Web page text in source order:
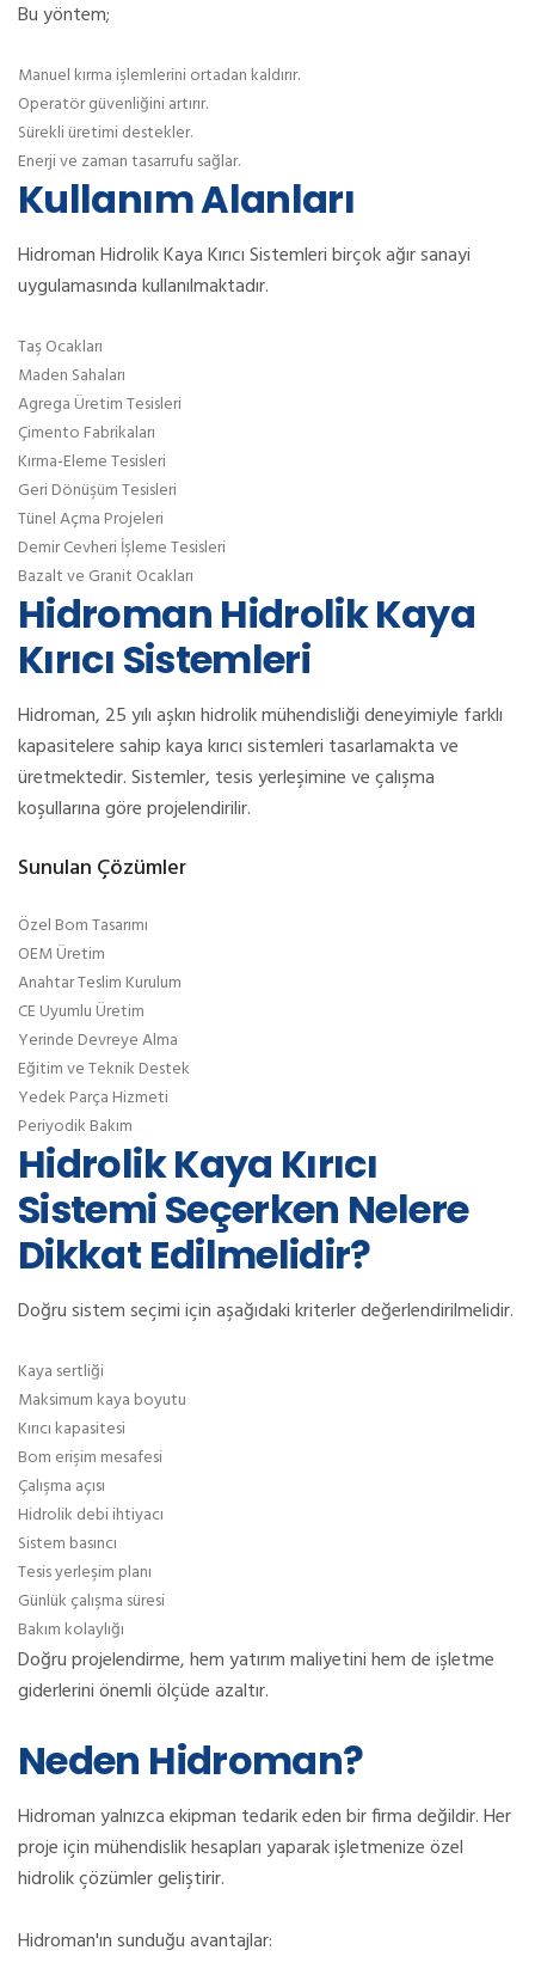
Bu yöntem;
Manuel kırma işlemlerini ortadan kaldırır.
Operatör güvenliğini artırır.
Sürekli üretimi destekler.
Enerji ve zaman tasarrufu sağlar.
Kullanım Alanları
Hidroman Hidrolik Kaya Kırıcı Sistemleri birçok ağır sanayi
uygulamasında kullanılmaktadır.
Taş Ocakları
Maden Sahaları
Agrega Üretim Tesisleri
Çimento Fabrikaları
Kırma-Eleme Tesisleri
Geri Dönüşüm Tesisleri
Tünel Açma Projeleri
Demir Cevheri İşleme Tesisleri
Bazalt ve Granit Ocakları
Hidroman Hidrolik Kaya
Kırıcı Sistemleri
Hidroman, 25 yılı aşkın hidrolik mühendisliği deneyimiyle farklı
kapasitelere sahip kaya kırıcı sistemleri tasarlamakta ve
üretmektedir. Sistemler, tesis yerleşimine ve çalışma
koşullarına göre projelendirilir.
Sunulan Çözümler
Özel Bom Tasarımı
OEM Üretim
Anahtar Teslim Kurulum
CE Uyumlu Üretim
Yerinde Devreye Alma
Eğitim ve Teknik Destek
Yedek Parça Hizmeti
Periyodik Bakım
Hidrolik Kaya Kırıcı
Sistemi Seçerken Nelere
Dikkat Edilmelidir?
Doğru sistem seçimi için aşağıdaki kriterler değerlendirilmelidir.
Kaya sertliği
Maksimum kaya boyutu
Kırıcı kapasitesi
Bom erişim mesafesi
Çalışma açısı
Hidrolik debi ihtiyacı
Sistem basıncı
Tesis yerleşim planı
Günlük çalışma süresi
Bakım kolaylığı
Doğru projelendirme, hem yatırım maliyetini hem de işletme
giderlerini önemli ölçüde azaltır.
Neden Hidroman?
Hidroman yalnızca ekipman tedarik eden bir firma değildir. Her
proje için mühendislik hesapları yaparak işletmenize özel
hidrolik çözümler geliştirir.
Hidroman'ın sunduğu avantajlar: